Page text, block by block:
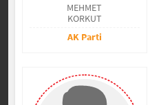
MEHMET
KORKUT
AK Parti